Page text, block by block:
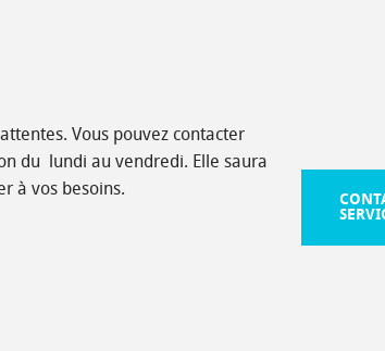
Vous pouvez contacter
du lundi au vendredi. Elle saura
à vos besoins.